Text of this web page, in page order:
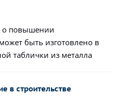
о повышении
быть изготовлено в
таблички из металла
в строительстве